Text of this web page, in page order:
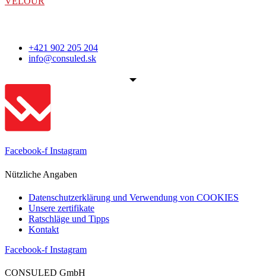
+421 902 205 204
info@consuled.sk
Facebook-f Instagram
Nützliche Angaben
Datenschutzerklärung und Verwendung von COOKIES
Unsere zertifikate
Ratschläge und Tipps
Kontakt
Facebook-f Instagram
CONSULED GmbH